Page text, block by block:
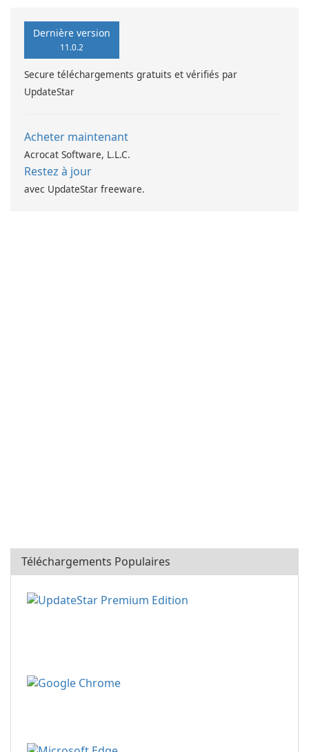
Dernière version
11.0.2
Secure téléchargements gratuits et vérifiés par
UpdateStar
Acheter maintenant
Acrocat Software, L.L.C.
Restez à jour
avec UpdateStar freeware.
Téléchargements Populaires